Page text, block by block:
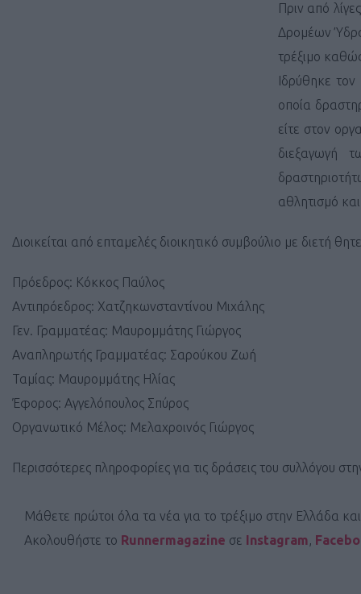
Πριν από
Δρομέων
τρέξιμο
Ιδρύθηκε
οποία
είτε στον
διεξαγωγή
αθλητισμό
Διοικείται από επταμελές διοικητικό συμβούλιο με διετή
Πρόεδρος: Κόκκος Παύλος
Αντιπρόεδρος: Χατζηκωνσταντίνου Μιχάλης
Γεν. Γραμματέας: Μαυρομμάτης Γιώργος
Αναπληρωτής Γραμματέας: Σαρούκου Ζωή
Ταμίας: Μαυρομμάτης Ηλίας
Έφορος: Αγγελόπουλος Σπύρος
Οργανωτικό Μέλος: Μελαχροινός Γιώργος
Περισσότερες πληροφορίες για τις δράσεις του συλλόγου
Μάθετε πρώτοι όλα τα νέα για το τρέξιμο στην Ελλάδα
Ακολουθήστε το Runnermagazine σε Instagram,